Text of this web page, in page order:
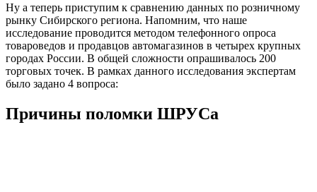
Ну а теперь приступим к сравнению данных по розничному
рынку Сибирского региона. Напомним, что наше
исследование проводится методом телефонного опроса
товароведов и продавцов автомагазинов в четырех крупных
городах России. В общей сложности опрашивалось 200
торговых точек. В рамках данного исследования экспертам
было задано 4 вопроса:
Причины поломки ШРУСа